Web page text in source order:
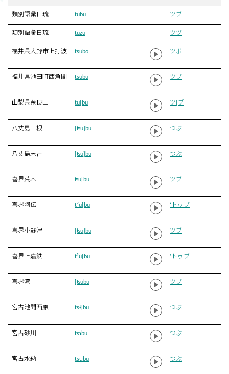
類別語彙日琉 tubu ツブ
類別語彙日琉 tuzu ツヅ
福井県大野市上打波 tsubo ツボ
福井県池田町西角間 tsubu ツブ
山梨県奈良田 tu[bu ツ[ブ
八丈島三根 [ʦu]bu つぶ
八丈島末吉 [ʦu]bu つぶ
喜界荒木 ʦu[bu ツブ
喜界阿伝 tˀu[bu ‘トゥブ
喜界小野津 [ʦu]bu ツブ
喜界上嘉鉄 tˀu[bu ‘トゥブ
喜界湾 [ʦubu ツブ
宮古池間西原 tsɨ]bu つぶ
宮古砂川 tsɿbu つぶ
宮古水納 tsʉbu つぶ